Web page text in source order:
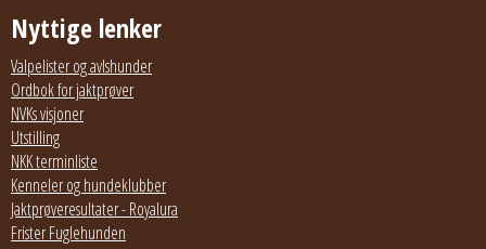
Nyttige lenker
Valpelister og avlshunder
Ordbok for jaktprøver
NVKs visjoner
Utstilling
NKK terminliste
Kenneler og hundeklubber
Jaktprøveresultater - Royalura
Frister Fuglehunden